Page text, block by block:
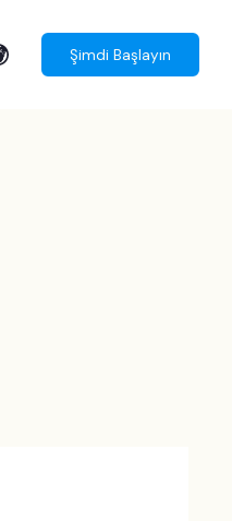
Şimdi Başlayın